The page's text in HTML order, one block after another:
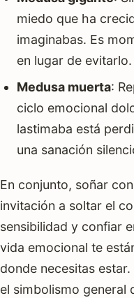
miedo que ha
imaginabas. Es
en lugar de evitarlo.
Medusa muerta:
ciclo emocional
lastimaba está
una sanación
En conjunto, soñar
invitación a soltar el
sensibilidad y confiar
vida emocional te
donde necesitas
el simbolismo general